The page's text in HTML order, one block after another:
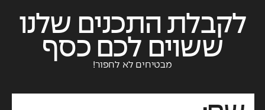
לקבלת התכנים שלנו
ששוים לכם כסף
מבטיחים לא לחפור!